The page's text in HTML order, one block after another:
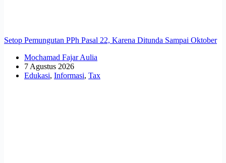
Setop Pemungutan PPh Pasal 22, Karena Ditunda Sampai Oktober
Mochamad Fajar Aulia
7 Agustus 2026
Edukasi, Informasi, Tax